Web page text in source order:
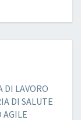
DI LAVORO
DI SALUTE
AGILE